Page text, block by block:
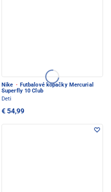
Nike · Futbalové kopačky Mercurial
Superfly 10 Club
Deti
€ 54,99